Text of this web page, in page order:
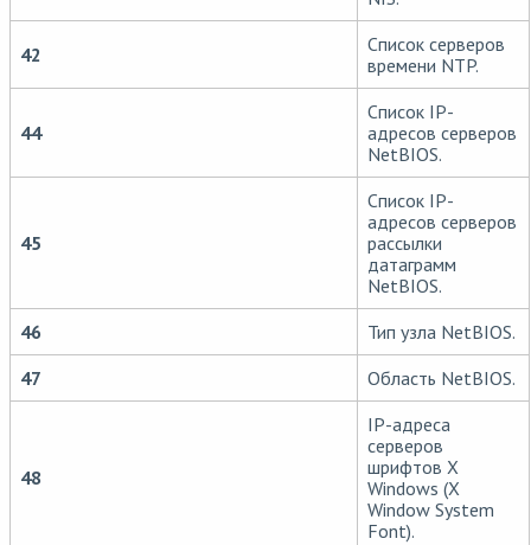
42
Список серверов
времени NTP.
44
Список IP-
адресов серверов
NetBIOS.
45
Список IP-
адресов серверов
рассылки
датаграмм
NetBIOS.
46
Тип узла NetBIOS.
47
Область NetBIOS.
48
IP-адреса
серверов
шрифтов X
Windows (X
Window System
Font).